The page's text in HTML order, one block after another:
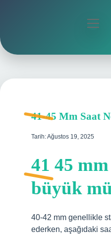
Hakkımızda
41-45 Mm Saat
Tarih: Ağustos 19, 2025
41 45
büyük
40-42 mm genellikle
ederken, aşağıdaki